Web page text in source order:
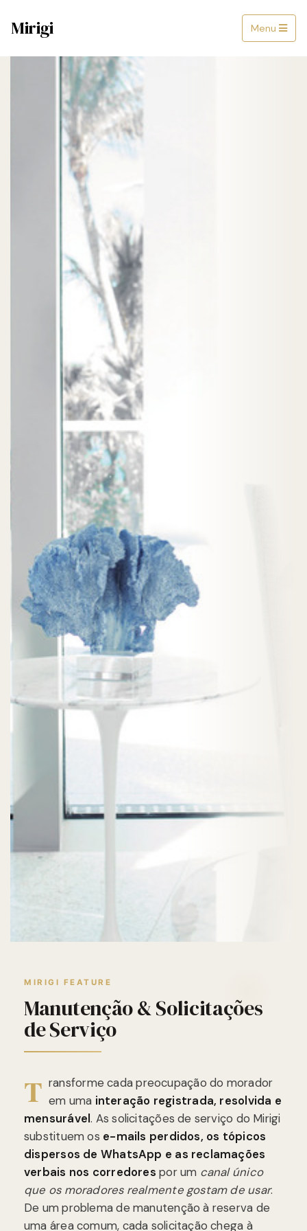
Mirigi Menu
MIRIGI FEATURE
Manutenção & Solicitações
de Serviço
T ransforme cada preocupação do morador
em uma interação registrada, resolvida e
mensurável. As solicitações de serviço do Mirigi
substituem os e-mails perdidos, os tópicos
dispersos de WhatsApp e as reclamações
verbais nos corredores por um canal único
que os moradores realmente gostam de usar.
De um problema de manutenção à reserva de
uma área comum, cada solicitação chega à